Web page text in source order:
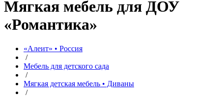
Мягкая мебель для ДОУ
«Романтика»
«Алеит» • Россия
/
Мебель для детского сада
/
Мягкая детская мебель • Диваны
/